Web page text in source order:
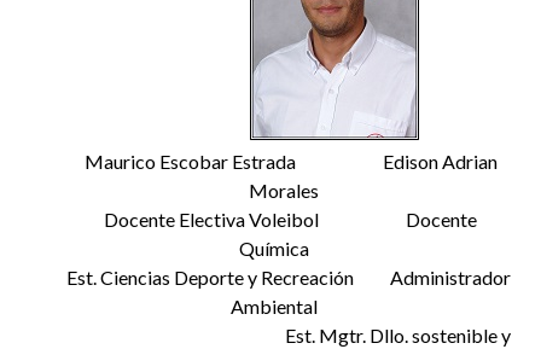
Maurico Escobar Estrada Edison Adrian
Morales
Docente Electiva Voleibol Docente
Química
Est. Ciencias Deporte y Recreación Administrador
Ambiental
Est. Mgtr. Dllo. sostenible y